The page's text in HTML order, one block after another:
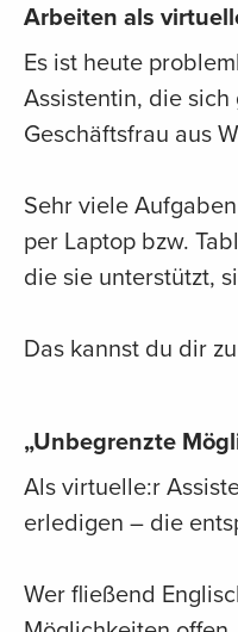
Arbeiten als
Es ist heute
Assistentin, die
Geschäftsfrau aus
Sehr viele
per Laptop bzw.
die sie unterstützt,
Das kannst du dir
„Unbegrenzte
Als virtuelle:r
erledigen – die
Wer fließend